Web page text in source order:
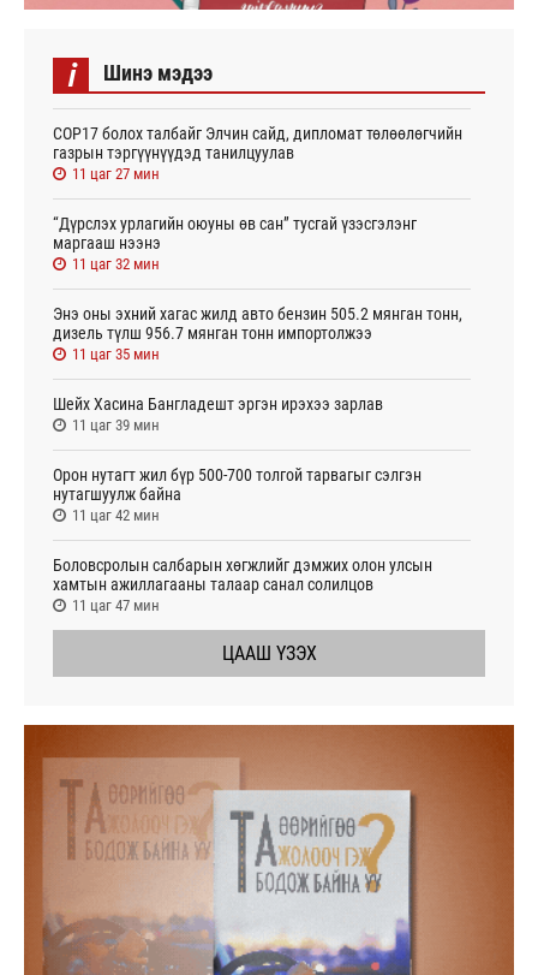
i Шинэ мэдээ
СОР17 болох талбайг Элчин сайд, дипломат төлөөлөгчийн
газрын тэргүүнүүдэд танилцуулав
11 цаг 27 мин
“Дүрслэх урлагийн оюуны өв сан” тусгай үзэсгэлэнг
маргааш нээнэ
11 цаг 32 мин
Энэ оны эхний хагас жилд авто бензин 505.2 мянган тонн,
дизель түлш 956.7 мянган тонн импортолжээ
11 цаг 35 мин
Шейх Хасина Бангладешт эргэн ирэхээ зарлав
11 цаг 39 мин
Орон нутагт жил бүр 500-700 толгой тарвагыг сэлгэн
нутагшуулж байна
11 цаг 42 мин
Боловсролын салбарын хөгжлийг дэмжих олон улсын
хамтын ажиллагааны талаар санал солилцов
11 цаг 47 мин
ЦААШ ҮЗЭХ